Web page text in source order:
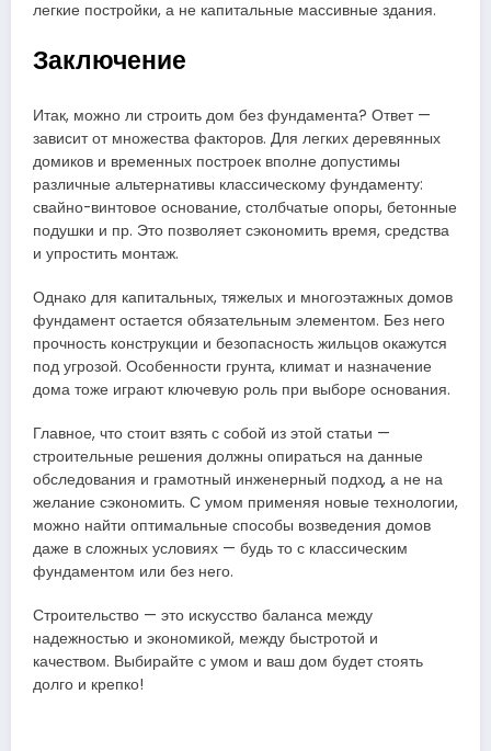
легкие постройки, а не капитальные массивные здания.
Заключение
Итак, можно ли строить дом без фундамента? Ответ —
зависит от множества факторов. Для легких деревянных
домиков и временных построек вполне допустимы
различные альтернативы классическому фундаменту:
свайно-винтовое основание, столбчатые опоры, бетонные
подушки и пр. Это позволяет сэкономить время, средства
и упростить монтаж.
Однако для капитальных, тяжелых и многоэтажных домов
фундамент остается обязательным элементом. Без него
прочность конструкции и безопасность жильцов окажутся
под угрозой. Особенности грунта, климат и назначение
дома тоже играют ключевую роль при выборе основания.
Главное, что стоит взять с собой из этой статьи —
строительные решения должны опираться на данные
обследования и грамотный инженерный подход, а не на
желание сэкономить. С умом применяя новые технологии,
можно найти оптимальные способы возведения домов
даже в сложных условиях — будь то с классическим
фундаментом или без него.
Строительство — это искусство баланса между
надежностью и экономикой, между быстротой и
качеством. Выбирайте с умом и ваш дом будет стоять
долго и крепко!